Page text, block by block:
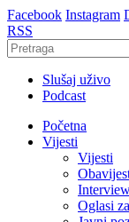
Facebook Instagram
RSS
Slušaj uživo
Podcast
Početna
Vijesti
Vijesti
Oglasi